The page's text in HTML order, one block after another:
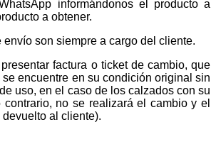
informándonos el producto a
a obtener.
envío son siempre a cargo del cliente.
factura o ticket de cambio, que
se encuentre en su condición original sin
uso, en el caso de los calzados con su
contrario, no se realizará el cambio y el
devuelto al cliente).